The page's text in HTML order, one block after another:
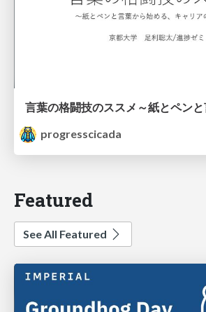
progresscicada
Featured
See All Featured